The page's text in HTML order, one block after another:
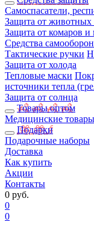
Самоспасатели,
Защита от животных
Защита от комаров
Средства
Тактические ручки
Защита от холода
Тепловые маски
источники тепла
Защита от солнца
Товары оптом
Медицинские
Подарки
Подарочные наборы
Доставка
Как купить
Акции
Контакты
0 руб.
0
0